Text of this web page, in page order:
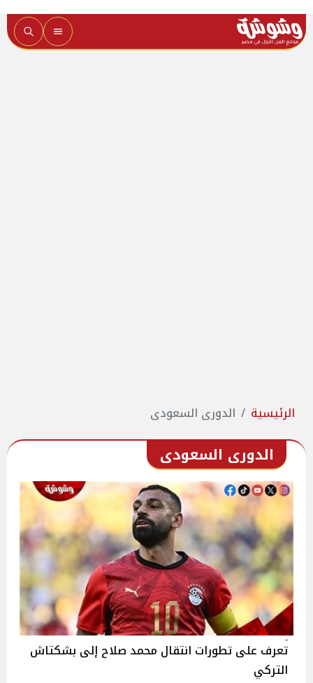
الرئيسية الدورى السعودى
الدورى السعودى
تعرف على تطورات انتقال محمد صلاح إلى بشكتاش
التركي